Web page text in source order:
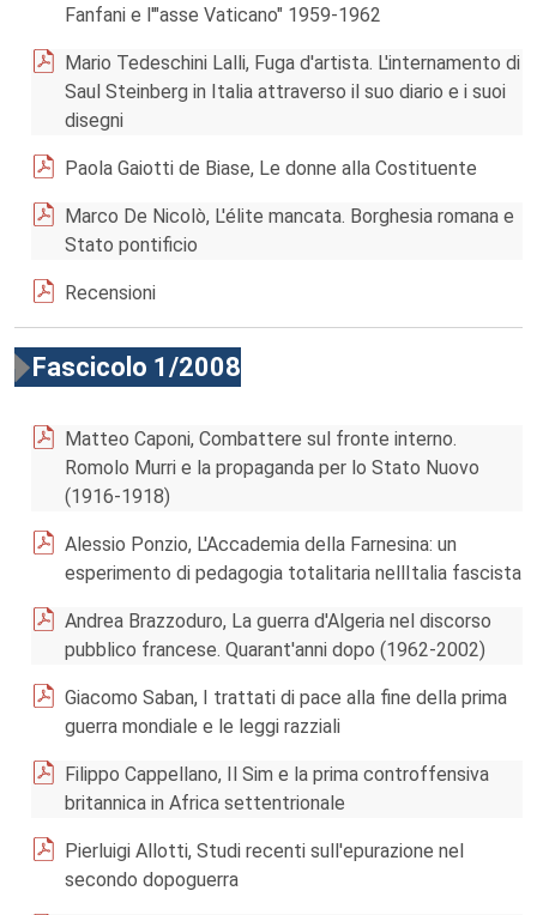
Fanfani e l'"asse Vaticano" 1959-1962
Mario Tedeschini Lalli, Fuga d'artista. L'internamento di
Saul Steinberg in Italia attraverso il suo diario e i suoi
disegni
Paola Gaiotti de Biase, Le donne alla Costituente
Marco De Nicolò, L'élite mancata. Borghesia romana e
Stato pontificio
Recensioni
Fascicolo 1/2008
Matteo Caponi, Combattere sul fronte interno.
Romolo Murri e la propaganda per lo Stato Nuovo
(1916-1918)
Alessio Ponzio, L'Accademia della Farnesina: un
esperimento di pedagogia totalitaria nellItalia fascista
Andrea Brazzoduro, La guerra d'Algeria nel discorso
pubblico francese. Quarant'anni dopo (1962-2002)
Giacomo Saban, I trattati di pace alla fine della prima
guerra mondiale e le leggi razziali
Filippo Cappellano, Il Sim e la prima controffensiva
britannica in Africa settentrionale
Pierluigi Allotti, Studi recenti sull'epurazione nel
secondo dopoguerra